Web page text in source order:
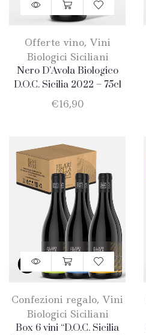
Offerte vino, Vini
Biologici Siciliani
Nero D’Avola Biologico
D.O.C. Sicilia 2022 – 75cl
€16,90
Confezioni regalo, Vini
Biologici Siciliani
Box 6 vini “D.O.C. Sicilia